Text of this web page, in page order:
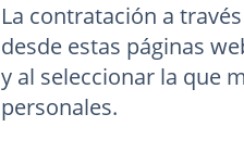
La contratación a
desde estas páginas
y al seleccionar la que
personales.